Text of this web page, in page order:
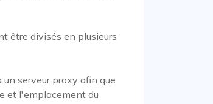
être divisés en plusieurs
serveur proxy afin que
et l'emplacement du